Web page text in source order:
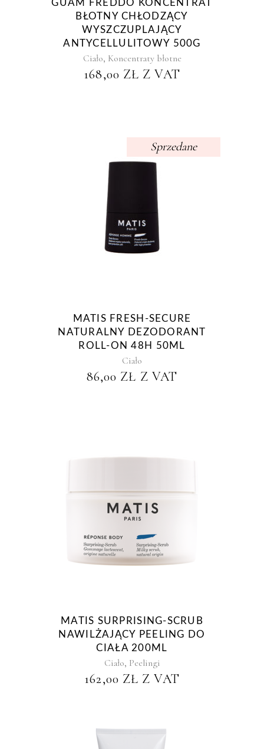
GUAM FREDDO KONCENTRAT
BŁOTNY CHŁODZĄCY
WYSZCZUPLAJĄCY
ANTYCELLULITOWY 500G
Ciało, Koncentraty błotne
168,00 ZŁ Z VAT
Sprzedane
MATIS FRESH-SECURE
NATURALNY DEZODORANT
ROLL-ON 48H 50ML
Ciało
86,00 ZŁ Z VAT
MATIS SURPRISING-SCRUB
NAWILŻAJĄCY PEELING DO
CIAŁA 200ML
Ciało, Peelingi
162,00 ZŁ Z VAT